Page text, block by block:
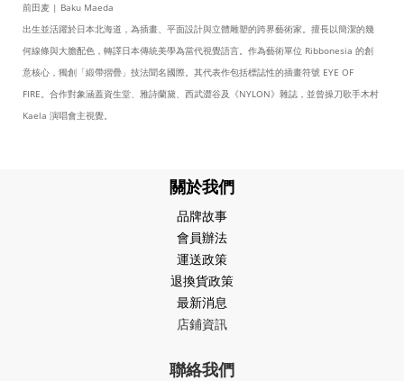
前田麦 | Baku Maeda
出生並活躍於日本北海道，為插畫、平面設計與立體雕塑的跨界藝術家。擅長以簡潔的幾
何線條與大膽配色，轉譯日本傳統美學為當代視覺語言。作為藝術單位 Ribbonesia 的創
意核心，獨創「緞帶摺疊」技法聞名國際。其代表作包括標誌性的插畫符號 EYE OF
FIRE。合作對象涵蓋資生堂、雅詩蘭黛、西武澀谷及《NYLON》雜誌，並曾操刀歌手木村
Kaela 演唱會主視覺。
關於我們
品牌故事
會員辦法
運送政策
退換貨政策
最新消息
店鋪資訊
聯絡我們